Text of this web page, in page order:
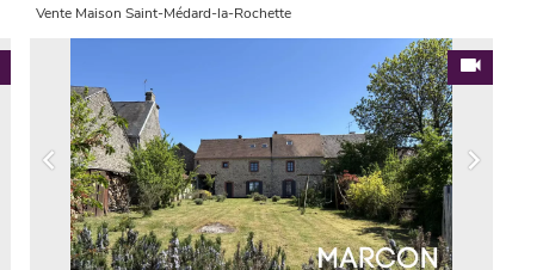
Vente Maison Saint-Médard-la-Rochette